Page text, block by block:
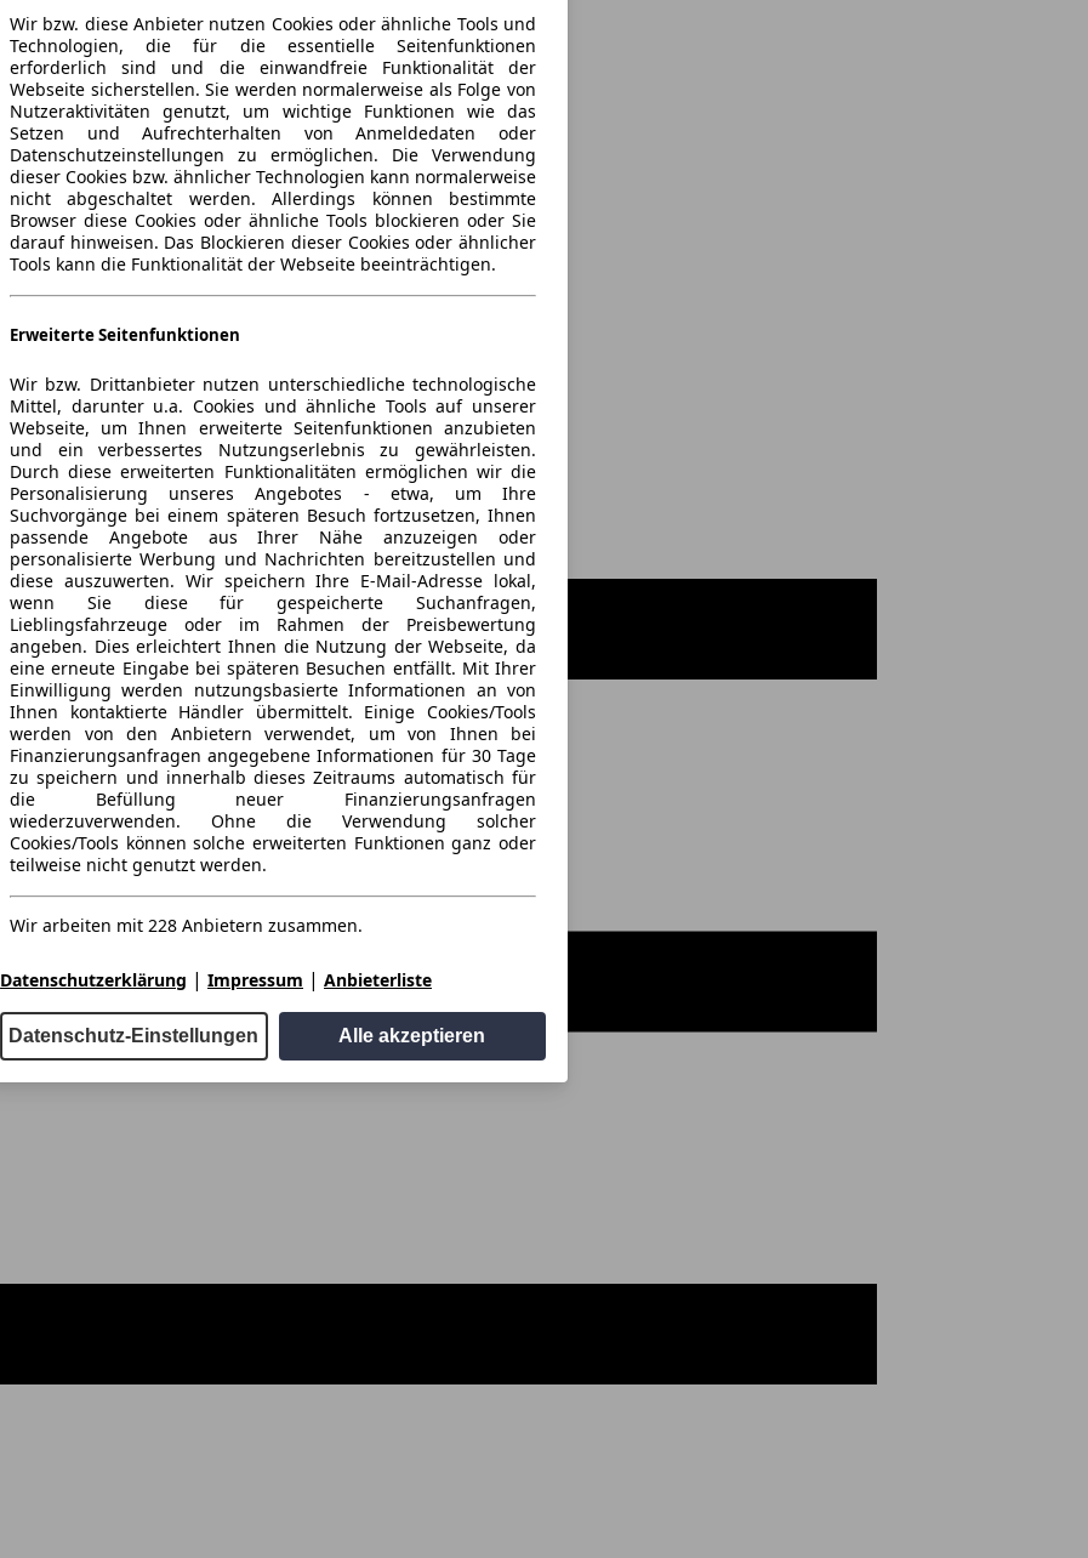
Wir bzw. diese Anbieter nutzen Cookies oder ähnliche Tools und
Technologien, die für die essentielle Seitenfunktionen
erforderlich sind und die einwandfreie Funktionalität der
Webseite sicherstellen. Sie werden normalerweise als Folge von
Nutzeraktivitäten genutzt, um wichtige Funktionen wie das
Setzen und Aufrechterhalten von Anmeldedaten oder
Datenschutzeinstellungen zu ermöglichen. Die Verwendung
dieser Cookies bzw. ähnlicher Technologien kann normalerweise
nicht abgeschaltet werden. Allerdings können bestimmte
Browser diese Cookies oder ähnliche Tools blockieren oder Sie
darauf hinweisen. Das Blockieren dieser Cookies oder ähnlicher
Tools kann die Funktionalität der Webseite beeinträchtigen.
Erweiterte Seitenfunktionen
Wir bzw. Drittanbieter nutzen unterschiedliche technologische
Mittel, darunter u.a. Cookies und ähnliche Tools auf unserer
Webseite, um Ihnen erweiterte Seitenfunktionen anzubieten
und ein verbessertes Nutzungserlebnis zu gewährleisten.
Durch diese erweiterten Funktionalitäten ermöglichen wir die
Personalisierung unseres Angebotes - etwa, um Ihre
Suchvorgänge bei einem späteren Besuch fortzusetzen, Ihnen
passende Angebote aus Ihrer Nähe anzuzeigen oder
personalisierte Werbung und Nachrichten bereitzustellen und
diese auszuwerten. Wir speichern Ihre E-Mail-Adresse lokal,
wenn Sie diese für gespeicherte Suchanfragen,
Lieblingsfahrzeuge oder im Rahmen der Preisbewertung
angeben. Dies erleichtert Ihnen die Nutzung der Webseite, da
eine erneute Eingabe bei späteren Besuchen entfällt. Mit Ihrer
Einwilligung werden nutzungsbasierte Informationen an von
Ihnen kontaktierte Händler übermittelt. Einige Cookies/Tools
werden von den Anbietern verwendet, um von Ihnen bei
Finanzierungsanfragen angegebene Informationen für 30 Tage
zu speichern und innerhalb dieses Zeitraums automatisch für
die Befüllung neuer Finanzierungsanfragen
wiederzuverwenden. Ohne die Verwendung solcher
Cookies/Tools können solche erweiterten Funktionen ganz oder
teilweise nicht genutzt werden.
Wir arbeiten mit 228 Anbietern zusammen.
Datenschutzerklärung | Impressum | Anbieterliste
Datenschutz-Einstellungen Alle akzeptieren